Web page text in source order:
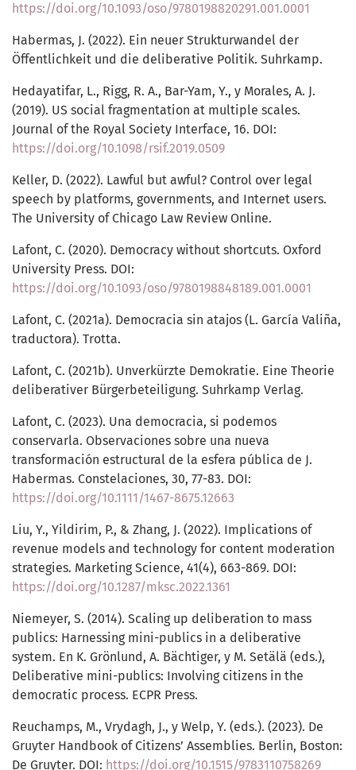
https://doi.org/10.1093/oso/9780198820291.001.0001
Habermas, J. (2022). Ein neuer Strukturwandel der
Öffentlichkeit und die deliberative Politik. Suhrkamp.
Hedayatifar, L., Rigg, R. A., Bar-Yam, Y., y Morales, A. J.
(2019). US social fragmentation at multiple scales.
Journal of the Royal Society Interface, 16. DOI:
https://doi.org/10.1098/rsif.2019.0509
Keller, D. (2022). Lawful but awful? Control over legal
speech by platforms, governments, and Internet users.
The University of Chicago Law Review Online.
Lafont, C. (2020). Democracy without shortcuts. Oxford
University Press. DOI:
https://doi.org/10.1093/oso/9780198848189.001.0001
Lafont, C. (2021a). Democracia sin atajos (L. García Valiña,
traductora). Trotta.
Lafont, C. (2021b). Unverkürzte Demokratie. Eine Theorie
deliberativer Bürgerbeteiligung. Suhrkamp Verlag.
Lafont, C. (2023). Una democracia, si podemos
conservarla. Observaciones sobre una nueva
transformación estructural de la esfera pública de J.
Habermas. Constelaciones, 30, 77-83. DOI:
https://doi.org/10.1111/1467-8675.12663
Liu, Y., Yildirim, P., & Zhang, J. (2022). Implications of
revenue models and technology for content moderation
strategies. Marketing Science, 41(4), 663-869. DOI:
https://doi.org/10.1287/mksc.2022.1361
Niemeyer, S. (2014). Scaling up deliberation to mass
publics: Harnessing mini-publics in a deliberative
system. En K. Grönlund, A. Bächtiger, y M. Setälä (eds.),
Deliberative mini-publics: Involving citizens in the
democratic process. ECPR Press.
Reuchamps, M., Vrydagh, J., y Welp, Y. (eds.). (2023). De
Gruyter Handbook of Citizens’ Assemblies. Berlin, Boston:
De Gruyter. DOI: https://doi.org/10.1515/9783110758269